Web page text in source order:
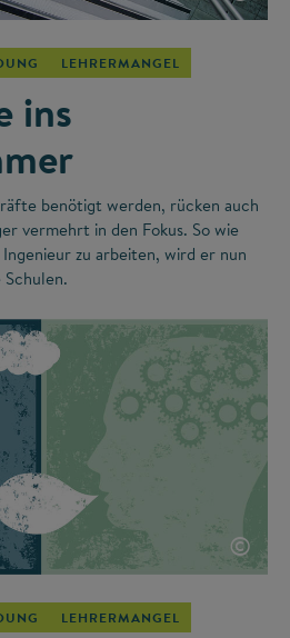
LEHRERMANGEL
ins
benötigt werden, rücken auch
vermehrt in den Fokus. So wie
zu arbeiten, wird er nun
©
LEHRERMANGEL